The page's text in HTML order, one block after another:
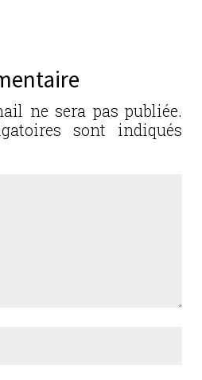
er
ne sera pas publiée.
sont indiqués